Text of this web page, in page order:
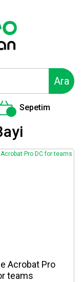
Ara
Sepetim
Acrobat Pro
teams